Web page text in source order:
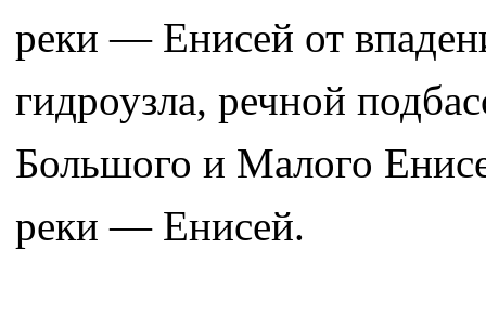
реки — Енисей от
гидроузла, речной
Большого и Малого
реки — Енисей.